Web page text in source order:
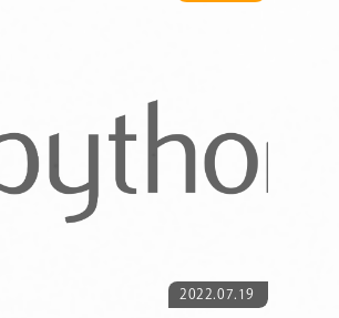
2022.07.19